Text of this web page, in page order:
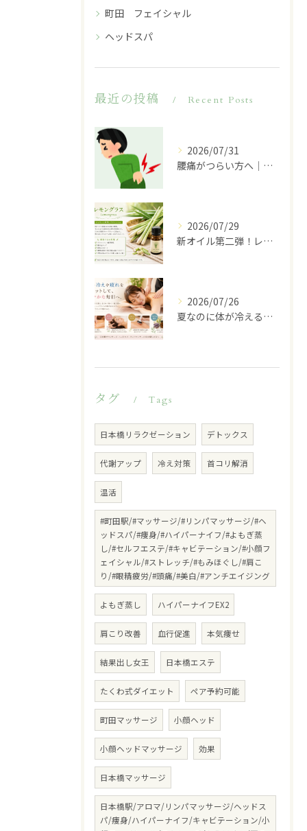
町田 フェイシャル
ヘッドスパ
最近の投稿 Recent Posts
2026/07/31
腰痛がつらい方へ｜その原因は腰だけではないかもしれません
2026/07/29
新オイル第二弾！レモングラスのご紹介♪
2026/07/26
夏なのに体が冷える…その不調、冷房が原因かもしれません
タグ Tags
日本橋リラクゼーション デトックス
代謝アップ 冷え対策 首コリ解消
温活
#町田駅/#マッサージ/#リンパマッサージ/#ヘ
ッドスパ/#痩身/#ハイパーナイフ/#よもぎ蒸
し/#セルフエステ/#キャビテーション/#小顔フ
ェイシャル/#ストレッチ/#もみほぐし/#肩こ
り/#眼精疲労/#頭痛/#美白/#アンチエイジング
よもぎ蒸し ハイパーナイフEX2
肩こり改善 血行促進 本気痩せ
結果出し女王 日本橋エステ
たくわ式ダイエット ペア予約可能
町田マッサージ 小顔ヘッド
小顔ヘッドマッサージ 効果
日本橋マッサージ
日本橋駅/アロマ/リンパマッサージ/ヘッドス
パ/痩身/ハイパーナイフ/キャビテーション/小